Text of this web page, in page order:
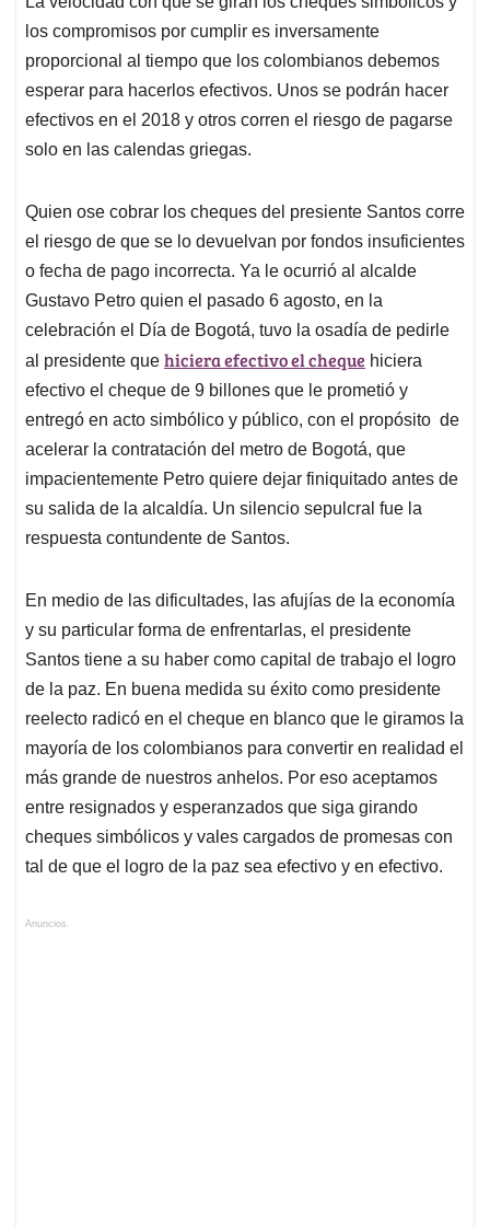
los compromisos por cumplir es inversamente
proporcional al tiempo que los colombianos debemos
esperar para hacerlos efectivos. Unos se podrán hacer
efectivos en el 2018 y otros corren el riesgo de pagarse
solo en las calendas griegas.
Quien ose cobrar los cheques del presiente Santos corre
el riesgo de que se lo devuelvan por fondos insuficientes
o fecha de pago incorrecta. Ya le ocurrió al alcalde
Gustavo Petro quien el pasado 6 agosto, en la
celebración el Día de Bogotá, tuvo la osadía de pedirle
al presidente que hiciera efectivo el cheque hiciera
efectivo el cheque de 9 billones que le prometió y
entregó en acto simbólico y público, con el propósito de
acelerar la contratación del metro de Bogotá, que
impacientemente Petro quiere dejar finiquitado antes de
su salida de la alcaldía. Un silencio sepulcral fue la
respuesta contundente de Santos.
En medio de las dificultades, las afujías de la economía
y su particular forma de enfrentarlas, el presidente
Santos tiene a su haber como capital de trabajo el logro
de la paz. En buena medida su éxito como presidente
reelecto radicó en el cheque en blanco que le giramos la
mayoría de los colombianos para convertir en realidad el
más grande de nuestros anhelos. Por eso aceptamos
entre resignados y esperanzados que siga girando
cheques simbólicos y vales cargados de promesas con
tal de que el logro de la paz sea efectivo y en efectivo.
Anuncios.